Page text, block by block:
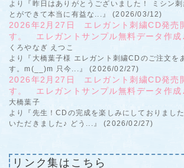
より『昨日はありがとうございました！ ミシン
とができて本当に有益な...』 (2026/03/12)
2026年2月27日 エレガント刺繍CD発売
す。 エレガントサンプル無料データ作成
くろやなぎ えつこ
より『大橋葉子様 エレガント刺繍CDのご注文を
す。m(__)m 只今...』 (2026/02/27)
2026年2月27日 エレガント刺繍CD発売
す。 エレガントサンプル無料データ作成
大橋葉子
より『先生！CDの完成を楽しみにしておりまし
いただきました♪ どう...』 (2026/02/27)
リンク集はこちら